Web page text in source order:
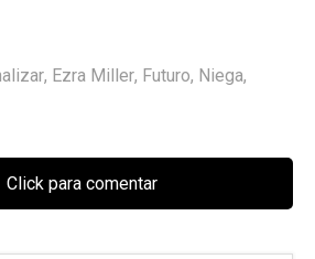
, Ezra Miller, Futuro, Niega,
Click para comentar